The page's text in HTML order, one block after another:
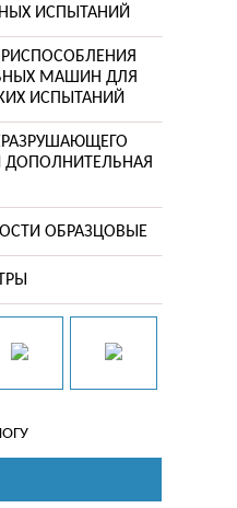
ИСПЫТАНИЙ
МАШИН ДЛЯ
ИСПЫТАНИЙ
ДОПОЛНИТЕЛЬНАЯ
ОБРАЗЦОВЫЕ